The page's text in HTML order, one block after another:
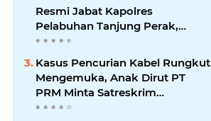
Jawab
Resmi Jabat Kapolres
Pelabuhan Tanjung Perak,
Pimpinan Redaksi
Sampaikan Ucapan Selamat
Kasus Pencurian Kabel Rungkut
Mengemuka, Anak Dirut PT
PRM Minta Satreskrim
Polrestabes Surabaya Usut